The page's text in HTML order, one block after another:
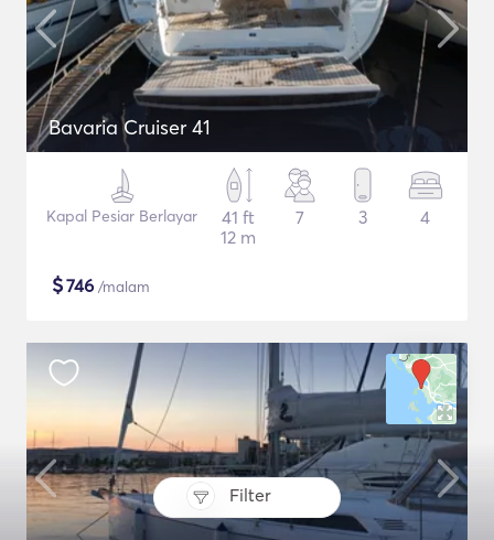
Filter
Bavaria Cruiser 41
Kapal Pesiar Berlayar
41 ft
12 m
7 3 4
$746 /malam